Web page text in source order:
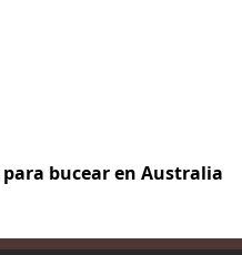
bucear en Australia